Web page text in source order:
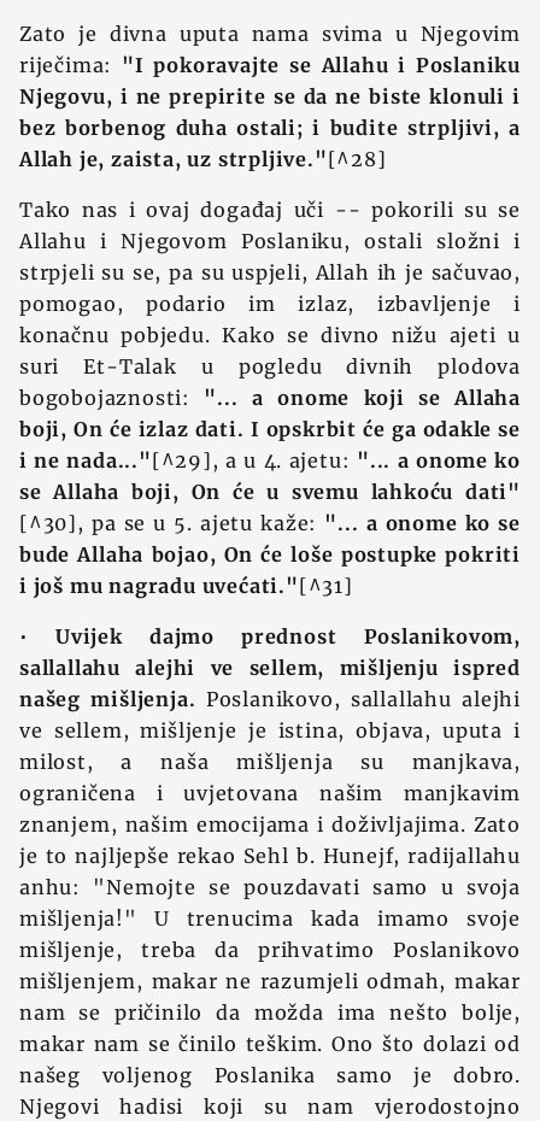
Zato je divna uputa nama svima u Njegovim
riječima: "I pokoravajte se Allahu i Poslaniku
Njegovu, i ne prepirite se da ne biste klonuli i
bez borbenog duha ostali; i budite strpljivi, a
Allah je, zaista, uz strpljive."[^28]
Tako nas i ovaj događaj uči -- pokorili su se
Allahu i Njegovom Poslaniku, ostali složni i
strpjeli su se, pa su uspjeli, Allah ih je sačuvao,
pomogao, podario im izlaz, izbavljenje i
konačnu pobjedu. Kako se divno nižu ajeti u
suri Et-Talak u pogledu divnih plodova
bogobojaznosti: "... a onome koji se Allaha
boji, On će izlaz dati. I opskrbit će ga odakle se
i ne nada..."[^29], a u 4. ajetu: "... a onome ko
se Allaha boji, On će u svemu lahkoću dati"
[^30], pa se u 5. ajetu kaže: "... a onome ko se
bude Allaha bojao, On će loše postupke pokriti
i još mu nagradu uvećati."[^31]
• Uvijek dajmo prednost Poslanikovom,
sallallahu alejhi ve sellem, mišljenju ispred
našeg mišljenja. Poslanikovo, sallallahu alejhi
ve sellem, mišljenje je istina, objava, uputa i
milost, a naša mišljenja su manjkava,
ograničena i uvjetovana našim manjkavim
znanjem, našim emocijama i doživljajima. Zato
je to najljepše rekao Sehl b. Hunejf, radijallahu
anhu: "Nemojte se pouzdavati samo u svoja
mišljenja!" U trenucima kada imamo svoje
mišljenje, treba da prihvatimo Poslanikovo
mišljenjem, makar ne razumjeli odmah, makar
nam se pričinilo da možda ima nešto bolje,
makar nam se činilo teškim. Ono što dolazi od
našeg voljenog Poslanika samo je dobro.
Njegovi hadisi koji su nam vjerodostojno